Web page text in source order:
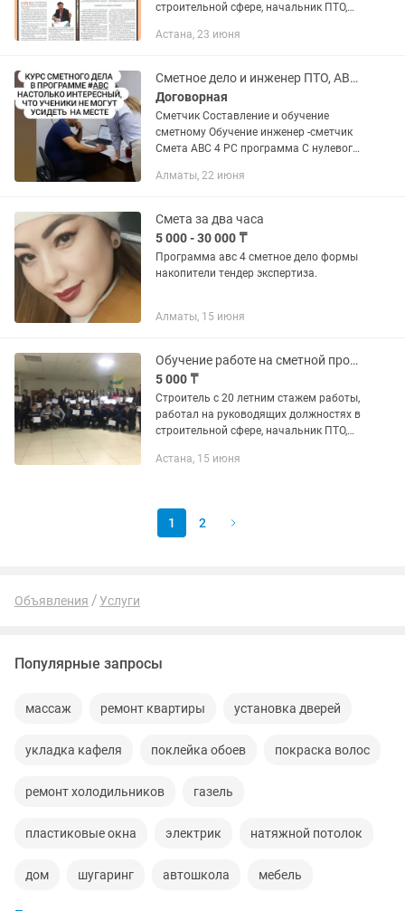
строительной сфере, начальник ПТО,
дисциплин в Обучающих центрах
Астана, 23 июня
Сметное дело и инженер ПТО, АВС 4 РС
Договорная
Сметчик Составление и обучение
сметному Обучение инженер -сметчик
Смета АВС 4 РС программа С нулевого
Программу обучения мы отправим
зависимости...
Алматы, 22 июня
Смета за два часа
5 000 - 30 000 ₸
Программа авс 4 сметное дело формы
накопители тендер экспертиза.
Алматы, 15 июня
Обучение работе на сметной программе СМЕТА РК, сметное дело
5 000 ₸
Строитель с 20 летним стажем работы,
работал на руководящих должностях в
строительной сфере, начальник ПТО,
дисциплин в Обучающих центрах
Астана, 15 июня
1 2
Объявления Услуги
Популярные запросы
массаж ремонт квартиры установка дверей
укладка кафеля поклейка обоев покраска волос
ремонт холодильников газель
пластиковые окна электрик натяжной потолок
дом шугаринг автошкола мебель